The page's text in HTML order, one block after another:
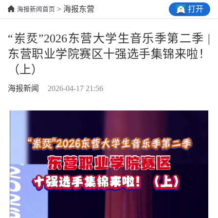
海报新闻首页 > 海报东营 打开
“岽烎”2026东营大学生音乐季第二季 |
东营职业学院赛区十强选手集锦来啦！
（上）
海报新闻 2026-04-17 21:56